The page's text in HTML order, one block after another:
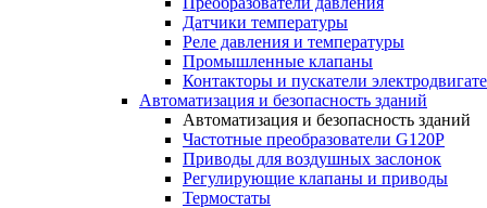
Датчики температуры
Реле давления и температуры
Промышленные клапаны
Контакторы и пускатели
Автоматизация и безопасность зданий
Автоматизация и безопасность зданий
Частотные преобразователи G120P
Приводы для воздушных заслонок
Регулирующие клапаны и приводы
Термостаты